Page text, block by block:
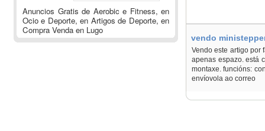
vendo
Vendo este artigo por
apenas espazo. está
montaxe. funcións:
envíovola ao correo
Anuncios Gratis de Aerobic e Fitness, en
Ocio e Deporte, en Artigos de Deporte, en
Compra Venda en Lugo